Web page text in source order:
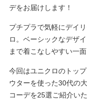
デをお届けします！
プチプラで気軽にデイ
ロ。ベーシックなデザ
まで着こなしやすい一
今回はユニクロのトッ
ウターを使った30代の
コーデを25選ご紹介い